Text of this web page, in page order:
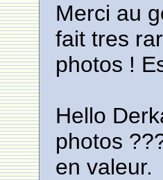
Merci au
fait tres
photos !
Hello
photos
en valeur.